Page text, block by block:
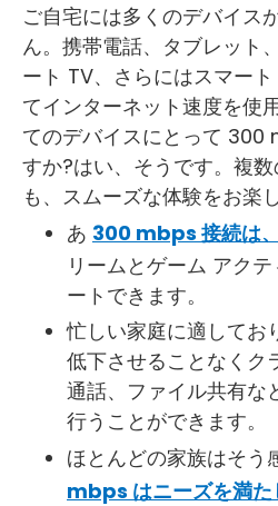
ご自宅には多くのデバイス
ん。携帯電話、タブレット
ート TV、さらにはスマー
てインターネット速度を使
てのデバイスにとって
すか?はい、そうです。複
も、スムーズな体験をお楽
あ 300 mbps 接続は、
リームとゲーム アク
ートできます。
忙しい家庭に適してお
低下させることなくク
通話、ファイル共有な
行うことができます。
ほとんどの家族はそう
mbps はニーズを満た